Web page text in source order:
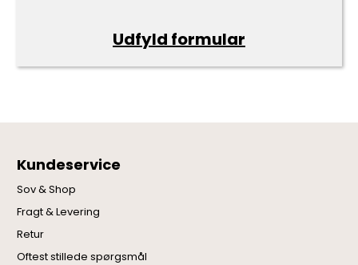
Udfyld formular
Kundeservice
Sov & Shop
Fragt & Levering
Retur
Oftest stillede spørgsmål